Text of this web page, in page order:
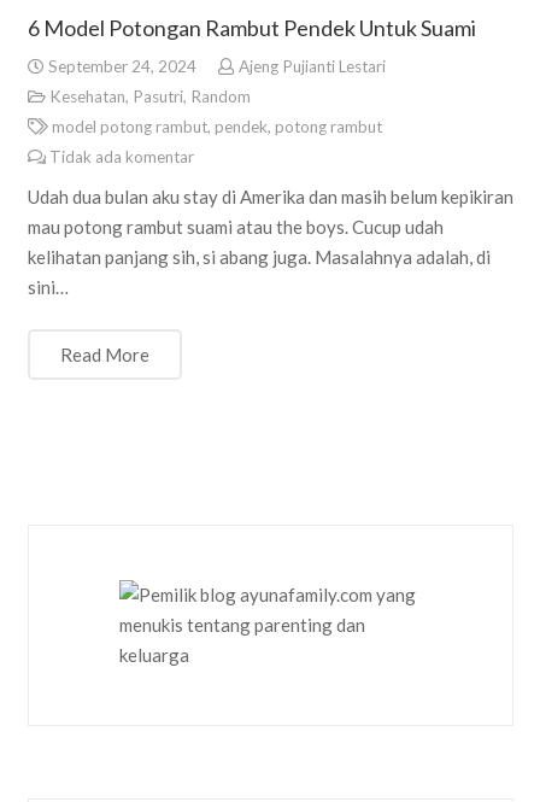
6 Model Potongan Rambut Pendek Untuk Suami
September 24, 2024
Ajeng Pujianti Lestari
Kesehatan, Pasutri, Random
model potong rambut, pendek, potong rambut
Tidak ada komentar
Udah dua bulan aku stay di Amerika dan masih belum kepikiran
mau potong rambut suami atau the boys. Cucup udah
kelihatan panjang sih, si abang juga. Masalahnya adalah, di
sini…
Read More